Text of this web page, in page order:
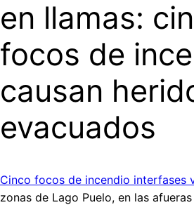
en llamas:
focos de
causan
evacuados
Cinco focos de incendio interfases
zonas de Lago Puelo, en las